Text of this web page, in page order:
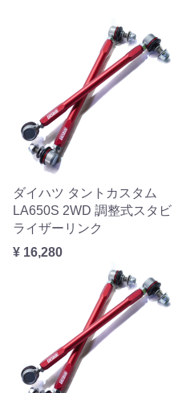
ダイハツ タントカスタム
LA650S 2WD 調整式スタビ
ライザーリンク
¥ 16,280